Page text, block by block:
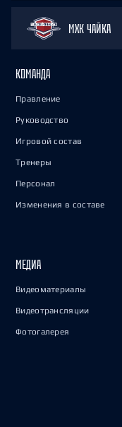
МХК ЧАЙКА
КОМАНДА
Правление
Руководство
Игровой состав
Тренеры
Персонал
Изменения в составе
МЕДИА
Видеоматериалы
Видеотрансляции
Фотогалерея